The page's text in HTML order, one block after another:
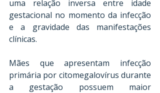
uma relação inversa entre idade
gestacional no momento da infecção
e a gravidade das manifestações
clínicas.
Mães que apresentam infecção
primária por citomegalovírus durante
a gestação possuem maior